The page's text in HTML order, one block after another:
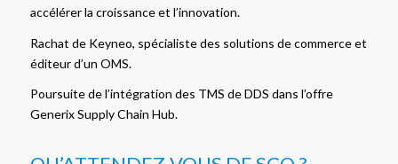
accélérer la croissance et l’innovation.
Rachat de Keyneo, spécialiste des solutions de commerce et
éditeur d’un OMS.
Poursuite de l’intégration des TMS de DDS dans l’offre
Generix Supply Chain Hub.